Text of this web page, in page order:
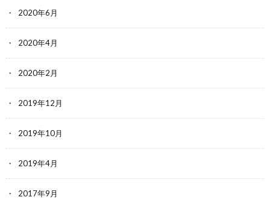
2020年6月
2020年4月
2020年2月
2019年12月
2019年10月
2019年4月
2017年9月